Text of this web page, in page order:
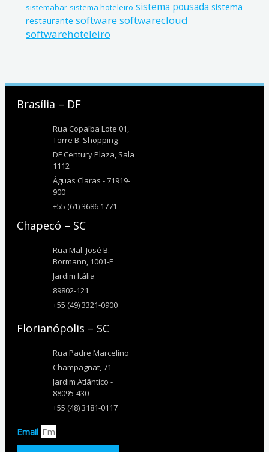
sistemabar sistema hoteleiro sistema pousada sistema
restaurante softwaresoftwarecloud
softwarehoteleiro
Brasília – DF
Rua Copaíba Lote 01,
Torre B. Shopping
DF Century Plaza, Sala
1112
Águas Claras - 71919-
900
+55 (61) 3686 1771
Chapecó – SC
Rua Mal. José B.
Bormann, 1001-E
Jardim Itália
89802-121
+55 (49) 3321-0900
Florianópolis – SC
Rua Padre Marcelino
Champagnat, 71
Jardim Atlântico -
88095-430
+55 (48) 3181-0117
Email